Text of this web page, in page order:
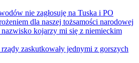
nie zagłosuję na Tuska i PO
dla naszej tożsamości narodowej
kojarzy mi się z niemieckim
zaskutkowały jednymi z gorszych